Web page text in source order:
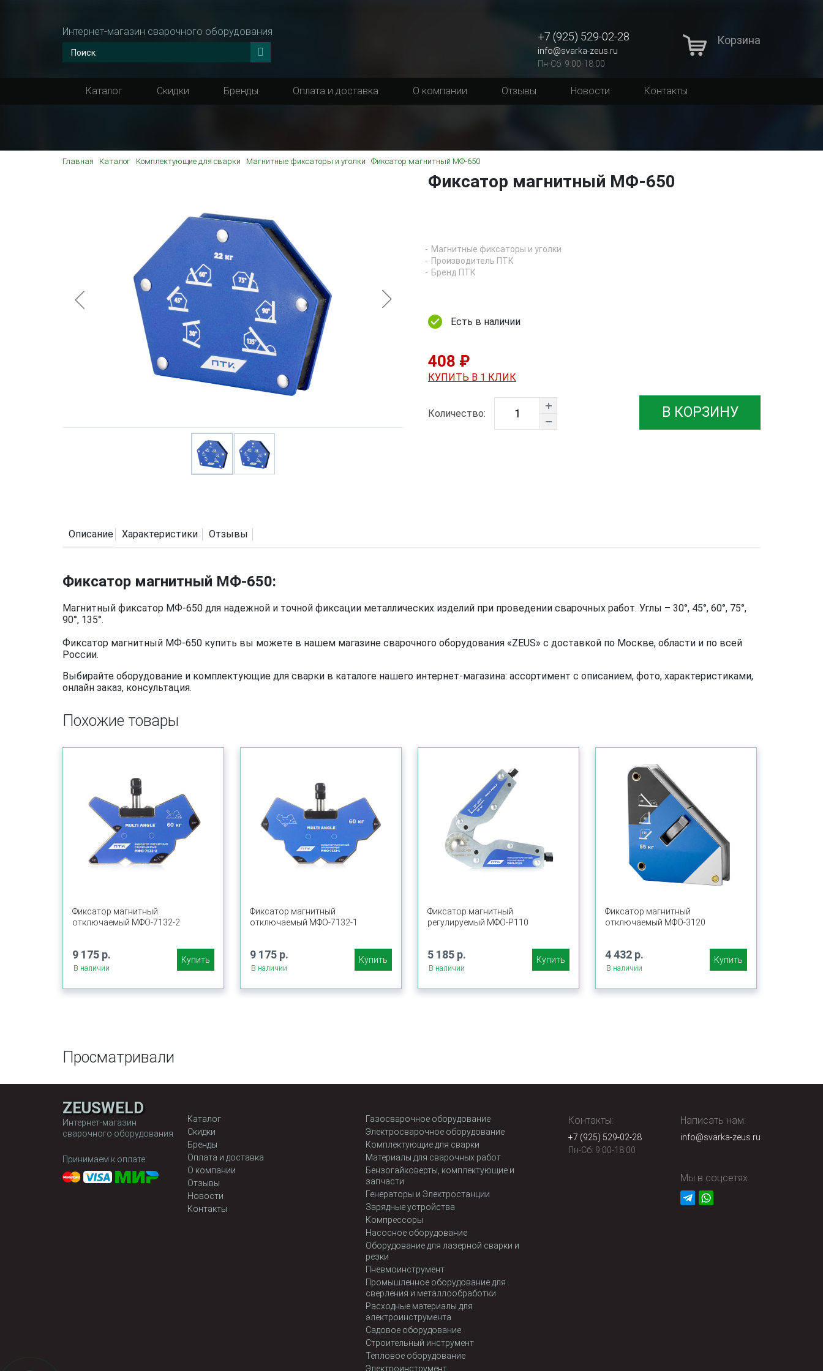
Интернет-магазин сварочного оборудования +7 (925) 529-02-28
info@svarka-zeus.ru
Пн-Сб: 9:00-18:00
Корзина
Каталог Скидки Бренды Оплата и доставка О компании Отзывы Новости Контакты
Главная Каталог Комплектующие для сварки Магнитные фиксаторы и уголки Фиксатор магнитный МФ-650
Фиксатор магнитный МФ-650
Магнитные фиксаторы и уголки
Производитель ПТК
Бренд ПТК
Есть в наличии
408 ₽
КУПИТЬ В 1 КЛИК
Количество: В КОРЗИНУ
Описание Характеристики Отзывы
Фиксатор магнитный МФ-650:
Магнитный фиксатор МФ-650 для надежной и точной фиксации металлических изделий при проведении сварочных работ. Углы – 30°, 45°, 60°, 75°,
90°, 135°.
Фиксатор магнитный МФ-650 купить вы можете в нашем магазине сварочного оборудования «ZEUS» с доставкой по Москве, области и по всей
России.
Выбирайте оборудование и комплектующие для сварки в каталоге нашего интернет-магазина: ассортимент с описанием, фото, характеристиками,
онлайн заказ, консультация.
Похожие товары
Фиксатор магнитный
отключаемый МФО-7132-2
9 175 р.
В наличии
Купить
Фиксатор магнитный
отключаемый МФО-7132-1
9 175 р.
В наличии
Купить
Фиксатор магнитный
регулируемый МФО-Р110
5 185 р.
В наличии
Купить
Фиксатор магнитный
отключаемый МФО-3120
4 432 р.
В наличии
Купить
Просматривали
ZEUSWELD
Интернет-магазин
сварочного оборудования
Принимаем к оплате:
Каталог
Скидки
Бренды
Оплата и доставка
О компании
Отзывы
Новости
Контакты
Газосварочное оборудование
Электросварочное оборудование
Комплектующие для сварки
Материалы для сварочных работ
Бензогайковерты, комплектующие и
запчасти
Генераторы и Электростанции
Зарядные устройства
Компрессоры
Насосное оборудование
Оборудование для лазерной сварки и
резки
Пневмоинструмент
Промышленное оборудование для
сверления и металлообработки
Расходные материалы для
электроинструмента
Садовое оборудование
Строительный инструмент
Тепловое оборудование
Электроинструмент
Контакты:
+7 (925) 529-02-28
Пн-Сб: 9:00-18:00
Написать нам:
info@svarka-zeus.ru
Мы в соцсетях